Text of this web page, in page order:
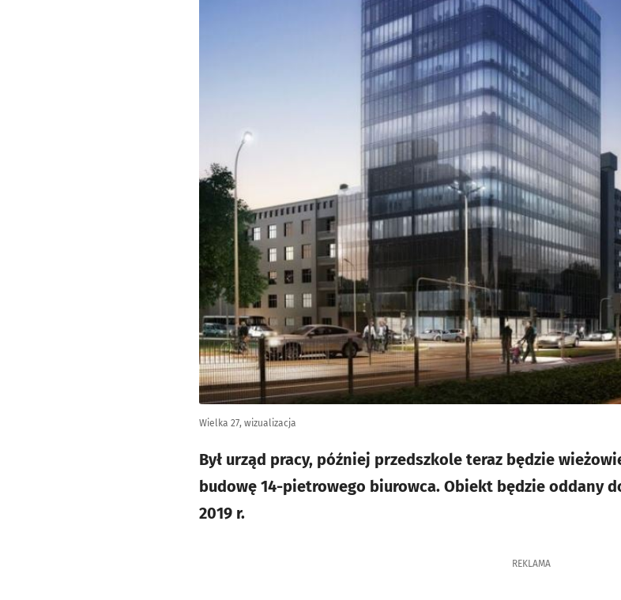
Wielka 27, wizualizacja
Był urząd pracy, później przedszkole teraz będzie
budowę 14-pietrowego biurowca. Obiekt będzie oddany
2019 r.
REKLAMA